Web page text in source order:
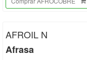
AFROIL N
Afrasa